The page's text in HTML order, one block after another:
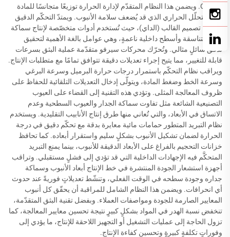
وCPVC. ويضمن هذا النظام المتقدّم لإدارة الحرارة توزيعًا متجانسًا للمادة
ومنع التحلّل الحراري الذي قد يُضعف سلامة الأنبوب. ويمتدّ التحكّم الدقيق
ليشمل تصميم القالب (الداي)، حيث تُستخدم أدوات متخصّصة لإنتاج سماكة
جدارٍ متناسقة وأسطح داخلية ناعمةٍ، وهي عوامل بالغة الأهمية لتحقيق
تدفّق سائلٍ مثالي. وتُحرّك محركات سيرفو متقدّمة عملية البثق بسرعات
قابلة للتغيير، مما يتيح إجراء تعديلات دقيقة تتوافق تمامًا مع متطلبات الإنتاج.
ويراقب نظام التحكّم باستمرار درجات حرارة البرميل وسرعة البرغي
وسرعة الخط وضغط المادة، ويتولّى إدخال التعديلات التلقائية للحفاظ على
ظروف المعالجة المثلى. وتؤدي هذه التقنية إلى القضاء على العيوب
التصنيعية الشائعة مثل تفاوت سماكة الجدار والعيوب السطحية وعدم
الاتساق في الأبعاد، والتي تُعاني منها طرق إنتاج الأنابيب التقليدية. ويستخدم
نظام التبريد المتطور حمامات مائية معايرة بدقة مع تحكّم دقيق في درجة
الحرارة لضمان تشكيل الأنبوب بشكلٍ سليم واستقرار أبعاده. كما تحافظ
خزانات التحجيم بالفراغ على الأبعاد الدقيقة للأنبوب، بينما يمنع التبريد
المتحكَّم فيه الإجهادات الداخلية التي قد تؤدي إلى فشلٍ مستقبلي. وتراقب
أجهزة استشعار الجودة المنتشرة في خط الإنتاج أبعاد الأنبوب وسماكة
جداره وجودة سطحه في الوقت الفعلي، وتنشّط تعديلاتٍ فوريةً عند حدوث
أي انحرافات. ويضمن هذا النظام الشامل للمراقبة أن يحقّق كل أنبوب
المعايير الصارمة للجودة ومواصفات العملاء. وبفضل تقنية البثق المتقدّمة،
تنخفض نسبة الهدر في المواد بشكلٍ كبيرٍ نتيجة تحسين معايير المعالجة، كما
تزول الحاجة إلى عمليات التشغيل أو التجهيز اللاحقة للإنتاج، ما يؤدي إلى
وفوراتٍ تكلفةٍ كبيرةٍ وتحسين كفاءة الإنتاج.